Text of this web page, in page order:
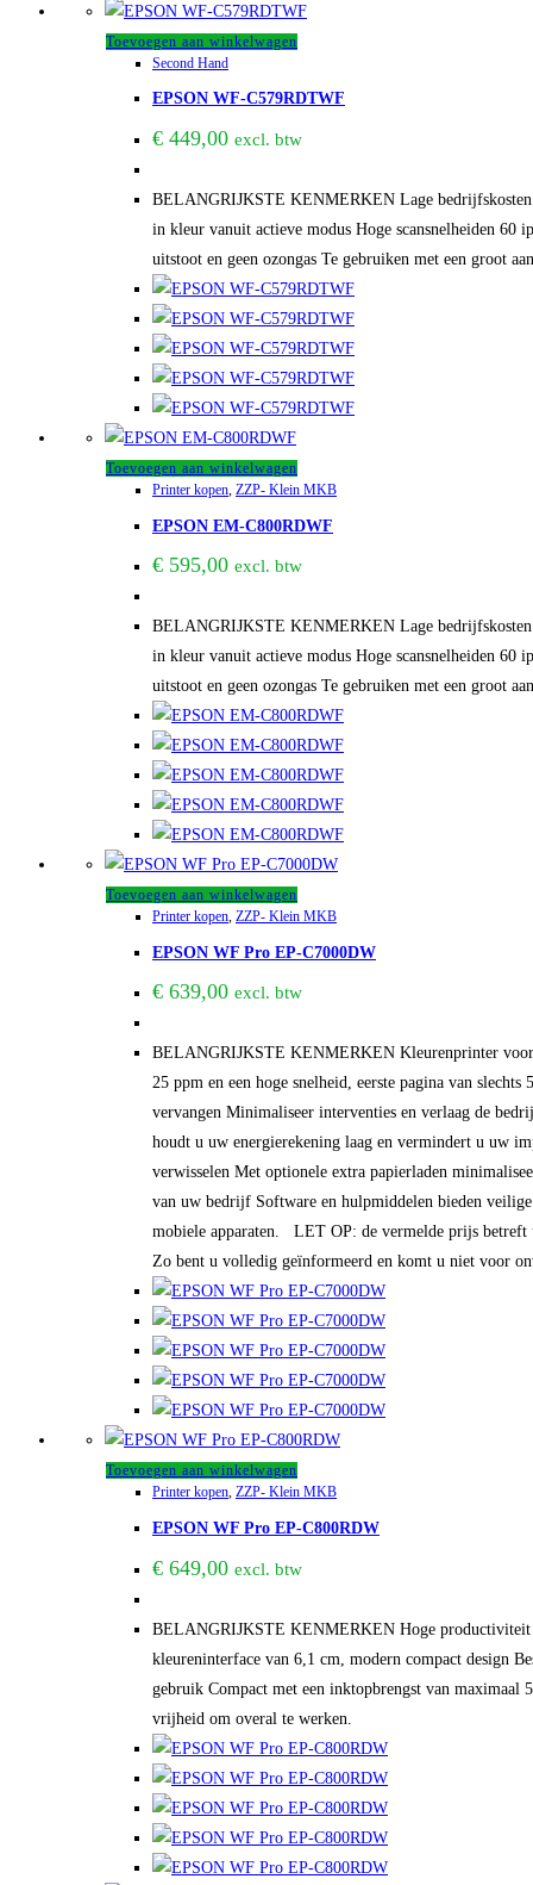
Toevoegen aan winkelwagen
Second Hand
EPSON WF-C579RDTWF
€ 449,00 excl. btw
BELANGRIJKSTE KENMERKEN Lage bedrijfskosten
in kleur vanuit actieve modus Hoge scansnelheiden 60
uitstoot en geen ozongas Te gebruiken met een groot
Toevoegen aan winkelwagen
Printer kopen, ZZP- Klein MKB
EPSON EM-C800RDWF
€ 595,00 excl. btw
BELANGRIJKSTE KENMERKEN Lage bedrijfskosten
in kleur vanuit actieve modus Hoge scansnelheiden 60
uitstoot en geen ozongas Te gebruiken met een groot
Toevoegen aan winkelwagen
Printer kopen, ZZP- Klein MKB
EPSON WF Pro EP-C7000DW
€ 639,00 excl. btw
BELANGRIJKSTE KENMERKEN Kleurenprinter
25 ppm en een hoge snelheid, eerste pagina van
vervangen Minimaliseer interventies en verlaag de
houdt u uw energierekening laag en vermindert u uw
verwisselen Met optionele extra papierladen
van uw bedrijf Software en hulpmiddelen bieden
mobiele apparaten. LET OP: de vermelde prijs betreft
Zo bent u volledig geïnformeerd en komt u niet voor
Toevoegen aan winkelwagen
Printer kopen, ZZP- Klein MKB
EPSON WF Pro EP-C800RDW
€ 649,00 excl. btw
BELANGRIJKSTE KENMERKEN Hoge productiviteit
kleureninterface van 6,1 cm, modern compact design
gebruik Compact met een inktopbrengst van maximaal
vrijheid om overal te werken.